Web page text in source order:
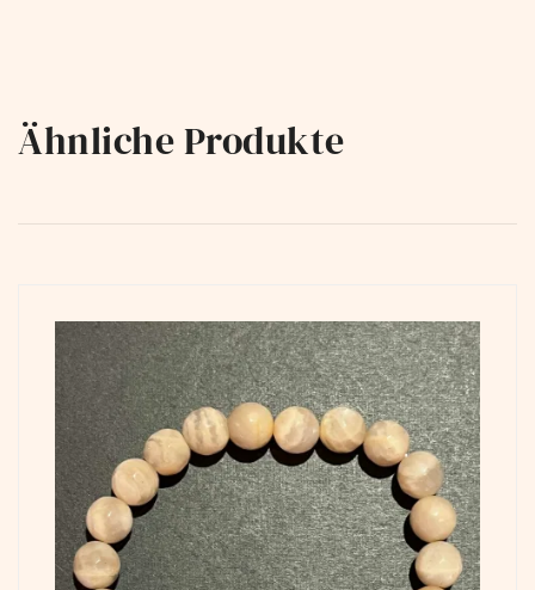
Ähnliche Produkte